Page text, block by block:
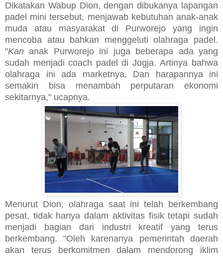
Dikatakan Wabup Dion, dengan dibukanya lapangan
padel mini tersebut, menjawab kebutuhan anak-anak
muda atau masyarakat di Purworejo yang ingin
mencoba atau bahkan menggeluti olahraga padel.
"Kan anak Purworejo ini juga beberapa ada yang
sudah menjadi coach padel di Jogja. Artinya bahwa
olahraga ini ada marketnya. Dan harapannya ini
semakin bisa menambah perputaran ekonomi
sekitarnya," ucapnya.
Menurut Dion, olahraga saat ini telah berkembang
pesat, tidak hanya dalam aktivitas fisik tetapi sudah
menjadi bagian dari industri kreatif yang terus
berkembang. "Oleh karenanya pemerintah daerah
akan terus berkomitmen dalam mendorong iklim